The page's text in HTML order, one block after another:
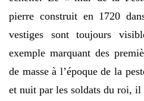
pierre construit en 1720
vestiges sont toujours
exemple marquant des
de masse à l’époque de la
et nuit par les soldats du roi, il